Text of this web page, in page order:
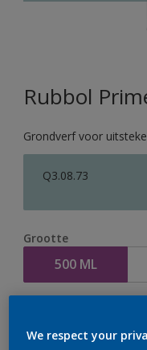
Rubbol
Grondverf voor
Q3.08.73
Grootte
500 ML
We respect your